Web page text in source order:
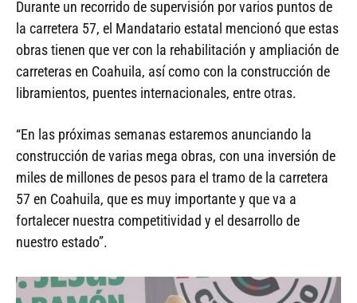
Durante un recorrido de supervisión por varios puntos de
la carretera 57, el Mandatario estatal mencionó que estas
obras tienen que ver con la rehabilitación y ampliación de
carreteras en Coahuila, así como con la construcción de
libramientos, puentes internacionales, entre otras.
“En las próximas semanas estaremos anunciando la
construcción de varias mega obras, con una inversión de
miles de millones de pesos para el tramo de la carretera
57 en Coahuila, que es muy importante y que va a
fortalecer nuestra competitividad y el desarrollo de
nuestro estado”.